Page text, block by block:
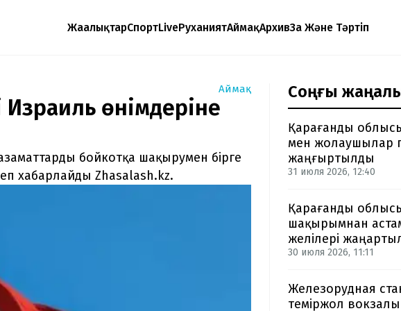
ЖаңалықтарСпортLiveРуханиятАймақАрхивЗаң Және Тәртіп
Аймақ
Израиль өнімдеріне
бойкотқа шақырумен бірге
хабарлайды Zhasalash.kz.
Соңғы
Қарағанды
мен жолаушылар
жаңғыртылды
31 июля 2026, 12:40
Қарағанды
шақырымнан
желілері
30 июля 2026, 11:11
Железорудная
теміржол